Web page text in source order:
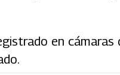
en cámaras